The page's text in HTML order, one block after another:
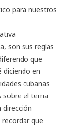
para nuestros
son sus reglas
que
diciendo en
cubanas
sobre el tema
dirección
que